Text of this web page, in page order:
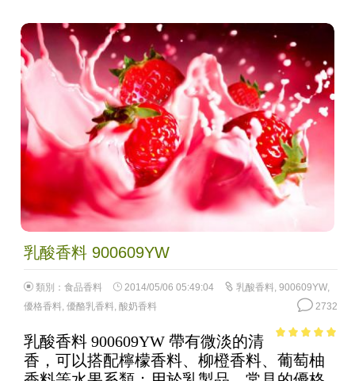
乳酸香料 900609YW
類別： 食品香料 2014/05/06 05:49:04 乳酸香料, 900609YW,
優格香料, 優酪乳香料, 酸奶香料 2732
5
乳酸香料 900609YW 帶有微淡的清
香，可以搭配檸檬香料、柳橙香料、葡萄柚